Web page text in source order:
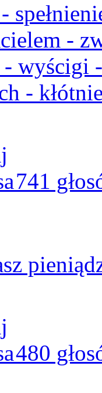
-
- wyścigi
-
741
480